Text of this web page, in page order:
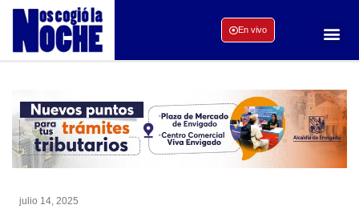
En vivo
julio 14, 2025